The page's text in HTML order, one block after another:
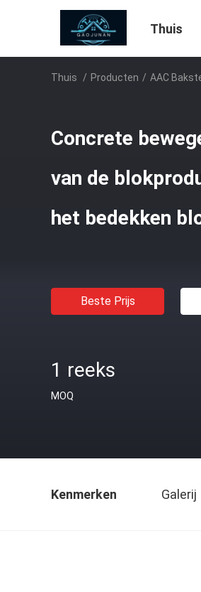
Thuis
Thuis / Producten / AAC
Concrete
van de
het bedekken
Beste Prijs
1 reeks
MOQ
Kenmerken Galerij